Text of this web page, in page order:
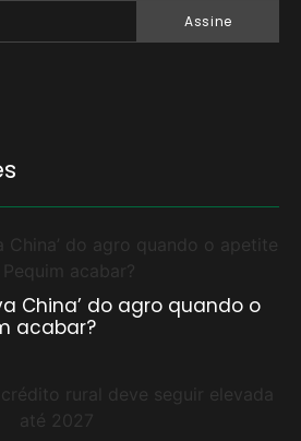
Assine
China’ do agro quando o
acabar?